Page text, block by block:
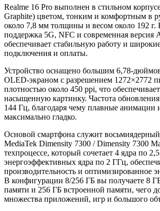
Realme 16 Pro выполнен в стильном
Graphite) цветом, тонким и комфортным в
около 7,8 мм толщины и весом около 192 г.
поддержка 5G, NFC и современная версия
обеспечивает стабильную работу и
подключения и оплаты.
Устройство оснащено большим
OLED‑экраном с разрешением 1272×2772
плотностью около 450 ppi, что
насыщенную картинку. Частота обновления
144 Гц, благодаря чему плавные анимации
максимально гладко.
Основой смартфона служит
MediaTek Dimensity 7300 / Dimensity 7300
техпроцессе, который сочетает 4 ядра по
энергоэффективных ядра по 2 ГГц,
производительность и оптимизированное
В конфигурации 8/256 ГБ вы получаете 8
памяти и 256 ГБ встроенной памяти, чего
множества приложений, игр и большого